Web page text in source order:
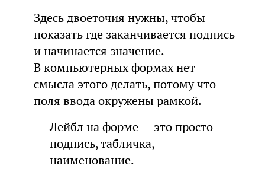
Здесь двоеточия нужны, чтобы
показать где заканчивается подпись
и начинается значение.
В компьютерных формах нет
смысла этого делать, потому что
поля ввода окружены рамкой.
Лейбл на форме — это просто
подпись, табличка,
наименование.